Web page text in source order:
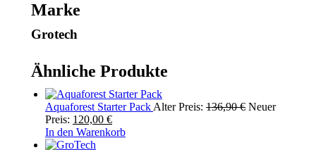
Marke
Grotech
Ähnliche Produkte
Aquaforest Starter Pack Alter Preis: 136,90€ Ursprünglicher
Neuer
Preis: 120,00 €Aktueller
Preis
In den Warenkorb